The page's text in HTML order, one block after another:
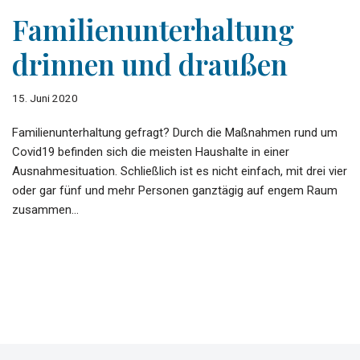
Familienunterhaltung
drinnen und draußen
15. Juni 2020
Familienunterhaltung gefragt? Durch die Maßnahmen rund um
Covid19 befinden sich die meisten Haushalte in einer
Ausnahmesituation. Schließlich ist es nicht einfach, mit drei vier
oder gar fünf und mehr Personen ganztägig auf engem Raum
zusammen…